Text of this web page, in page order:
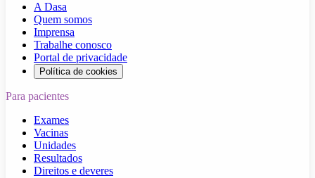
A Dasa
Quem somos
Imprensa
Trabalhe conosco
Portal de privacidade
Política de cookies
Para pacientes
Exames
Vacinas
Unidades
Resultados
Direitos e deveres